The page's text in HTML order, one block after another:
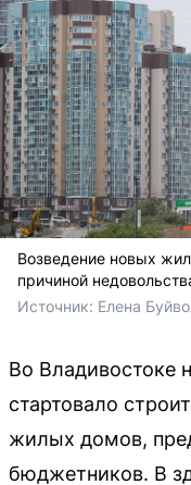
Возведение новых
причиной
Источник: Елена
Во Владивостоке
стартовало
жилых домов,
бюджетников. В